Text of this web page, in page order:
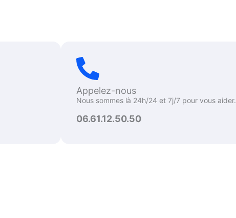
Appelez-nous
Nous sommes là 24h/24 et 7j/7 pour vous aider.
06.61.12.50.50